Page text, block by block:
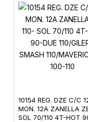
10154 REG. DZE C/C
MON. 12A ZANELLA
SOL 70/110 4T-HOT